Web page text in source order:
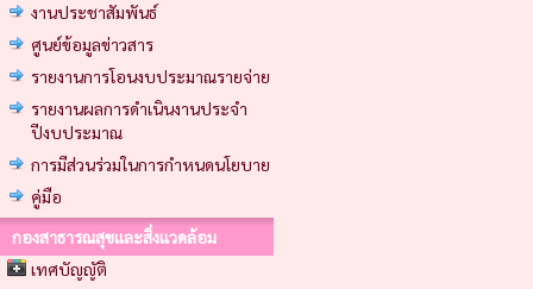
งานประชาสัมพันธ์
ศูนย์ข้อมูลข่าวสาร
รายงานการโอนงบประมาณรายจ่าย
รายงานผลการดำเนินงานประจำ
ปีงบประมาณ
การมีส่วนร่วมในการกำหนดนโยบาย
คู่มือ
กองสาธารณสุขและสิ่งแวดล้อม
เทศบัญญัติ